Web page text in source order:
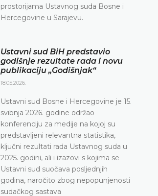
prostorijama Ustavnog suda Bosne i
Hercegovine u Sarajevu.
Ustavni sud BiH predstavio
godišnje rezultate rada i novu
publikaciju „Godišnjak“
18.05.2026.
Ustavni sud Bosne i Hercegovine je 15.
svibnja 2026. godine održao
konferenciju za medije na kojoj su
predstavljeni relevantna statistika,
ključni rezultati rada Ustavnog suda u
2025. godini, ali i izazovi s kojima se
Ustavni sud suočava posljednjih
godina, naročito zbog nepopunjenosti
sudačkog sastava